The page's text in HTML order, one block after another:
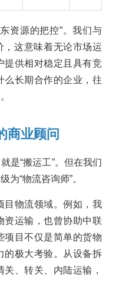
资源的把控”。我们与
，这意味着无论市场运
提供相对稳定且具有竞
么长期合作的企业，往
商业顾问
是“搬运工”。但在我们
为“物流咨询师”。
目物流领域。例如，我
资运输，也曾协助中联
项目不仅是简单的货物
的极大考验。从设备拆
、转关、内陆运输，